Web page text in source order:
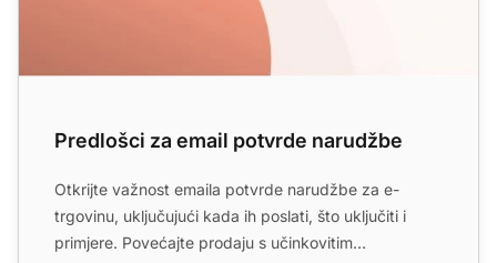
Predlošci za email potvrde narudžbe
Otkrijte važnost emaila potvrde narudžbe za e-
trgovinu, uključujući kada ih poslati, što uključiti i
primjere. Povećajte prodaju s učinkovitim